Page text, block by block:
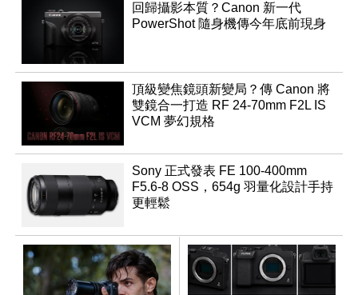
回歸攝影本質？Canon 新一代
PowerShot 隨身機傳今年底前現身
頂級變焦鏡頭新變局？傳 Canon 將
雙鏡合一打造 RF 24-70mm F2L IS
VCM 夢幻規格
Sony 正式發表 FE 100-400mm
F5.6-8 OSS，654g 羽量化設計手持
更輕鬆